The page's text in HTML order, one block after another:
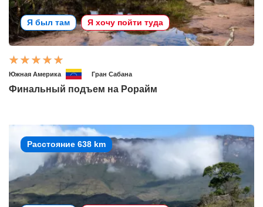
Я был там Я хочу пойти туда
Южная Америка Гран Сабана
Финальный подъем на Рорайм
Расстояние 638 km